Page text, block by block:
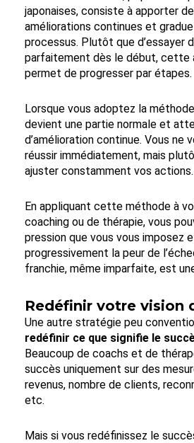
japonaises, consiste à apporter
améliorations continues et
processus. Plutôt que d’essayer
parfaitement dès le début, cette
permet de progresser par étapes.
Lorsque vous adoptez la méthode
devient une partie normale et
d’amélioration continue. Vous ne
réussir immédiatement, mais
ajuster constamment vos actions.
En appliquant cette méthode à
coaching ou de thérapie, vous
pression que vous vous imposez
progressivement la peur de
franchie, même imparfaite, est
Redéfinir votre vision
Une autre stratégie peu
redéfinir ce que signifie le
Beaucoup de coachs et de
succès uniquement sur des
revenus, nombre de clients,
etc.
Mais si vous redéfinissez le